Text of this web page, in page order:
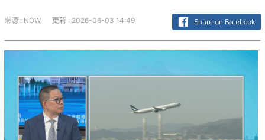
來源 : NOW 更新 : 2026-06-03 14:49